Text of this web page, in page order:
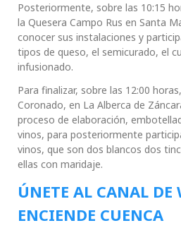
Posteriormente, sobre las 10:15
la Quesera Campo Rus en Santa
conocer sus instalaciones y
tipos de queso, el semicurado, el
infusionado.
Para finalizar, sobre las 12:00
Coronado, en La Alberca de
proceso de elaboración,
vinos, para posteriormente
vinos, que son dos blancos dos
ellas con maridaje.
ÚNETE AL CANAL DE
ENCIENDE CUENCA